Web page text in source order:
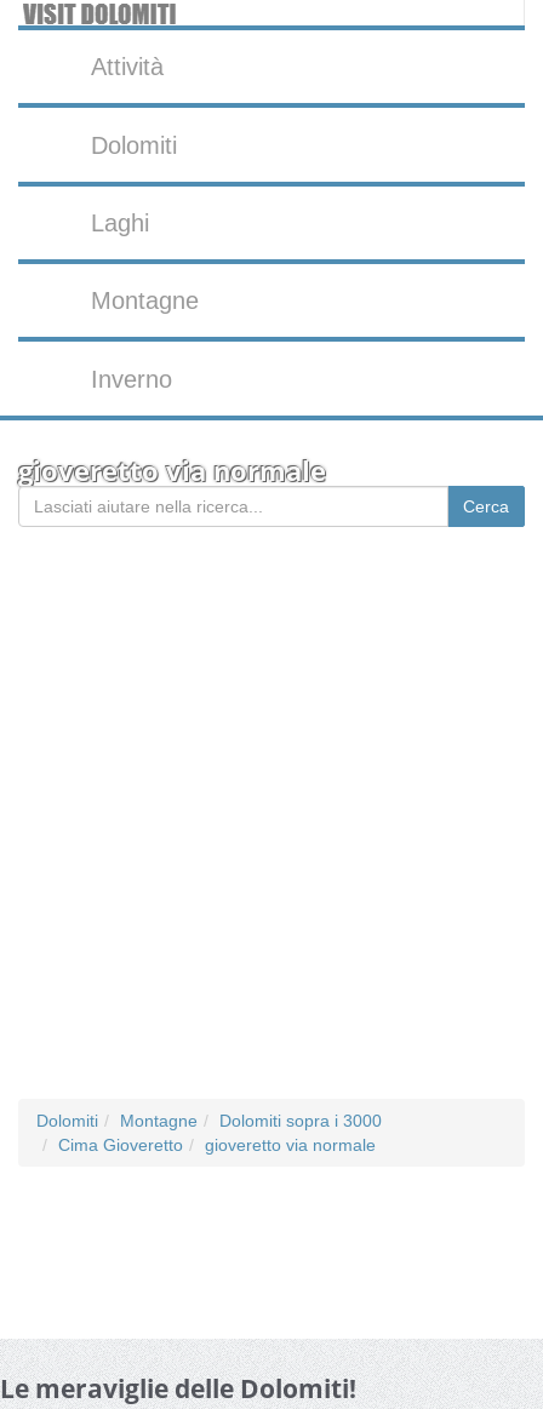
Attività
Dolomiti
Laghi
Montagne
Inverno
gioveretto via normale
Dolomiti Montagne
Dolomiti sopra i 3000
Cima Gioveretto
gioveretto via normale
Le meraviglie delle Dolomiti!